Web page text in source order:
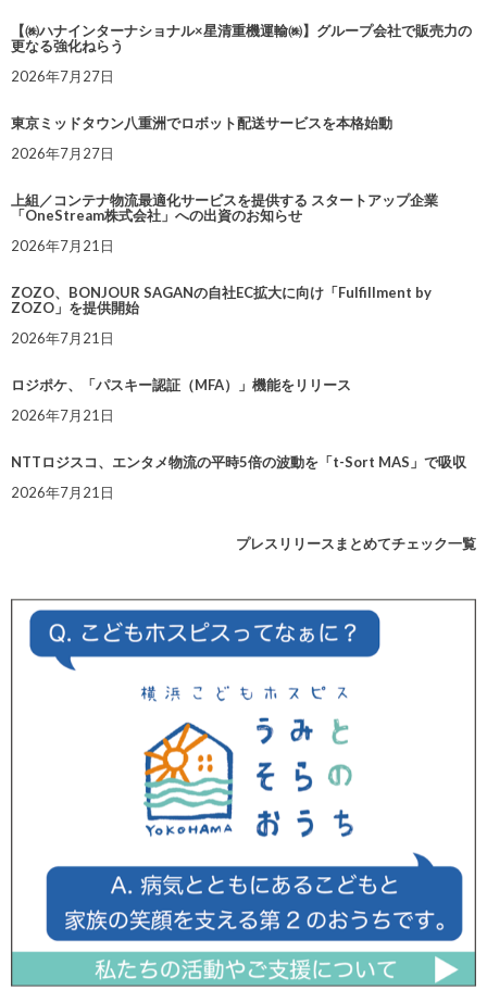
【㈱ハナインターナショナル×星清重機運輸㈱】グループ会社で販売力の
更なる強化ねらう
2026年7月27日
東京ミッドタウン八重洲でロボット配送サービスを本格始動
2026年7月27日
上組／コンテナ物流最適化サービスを提供する スタートアップ企業
「OneStream株式会社」への出資のお知らせ
2026年7月21日
ZOZO、BONJOUR SAGANの自社EC拡大に向け「Fulfillment by
ZOZO」を提供開始
2026年7月21日
ロジポケ、「パスキー認証（MFA）」機能をリリース
2026年7月21日
NTTロジスコ、エンタメ物流の平時5倍の波動を「t-Sort MAS」で吸収
2026年7月21日
プレスリリースまとめてチェック一覧